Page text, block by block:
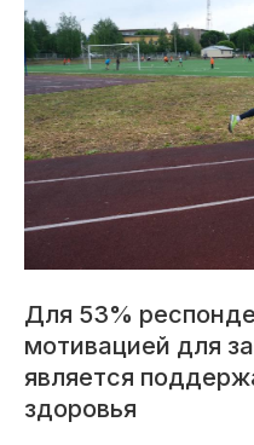
Для 53%
мотивацией для
является
здоровья